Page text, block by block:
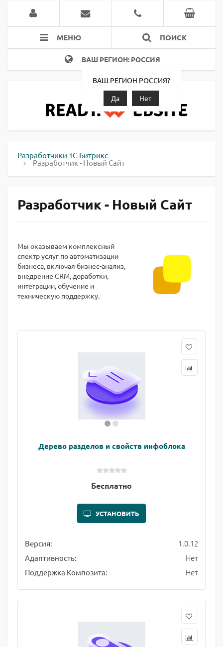
МЕНЮ ПОИСК
ВАШ РЕГИОН: РОССИЯ
ВАШ РЕГИОН РОССИЯ?
Да
Нет
Разработчики 1С-Битрикс
Разработчик - Новый Сайт
Разработчик - Новый Сайт
Мы оказываем комплексный
спектр услуг по автоматизации
бизнеса, включая бизнес-анализ,
внедрение CRM, доработки,
интеграции, обучение и
техническую поддержку.
Дерево разделов и свойств инфоблока
Бесплатно
УСТАНОВИТЬ
Версия: 1.0.12
Адаптивность: Нет
Поддержка Композита: Нет